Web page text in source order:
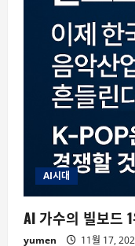
AI시대
AI 가수의 빌보드
yumen 11월 17,